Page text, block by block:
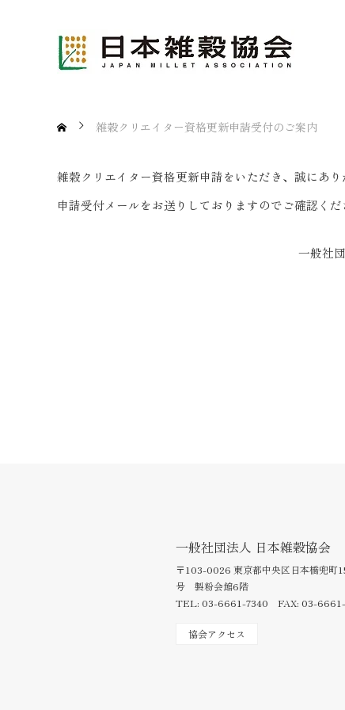
雑穀クリエイター資格更新申請受付のご案内
雑穀クリエイター資格更新申請をいただき、誠にあり
申請受付メールをお送りしておりますのでご確認くだ
一般社
一般社団法人 日本雑穀協会
〒103-0026 東京都中央区日本橋兜町
号 製粉会館6階
TEL: 03-6661-7340 FAX: 03-
協会アクセス